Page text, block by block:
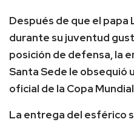
Después de que el
durante su juventud
posición de defensa, la
Santa Sede le obsequió
oficial de la Copa
La entrega del esférico